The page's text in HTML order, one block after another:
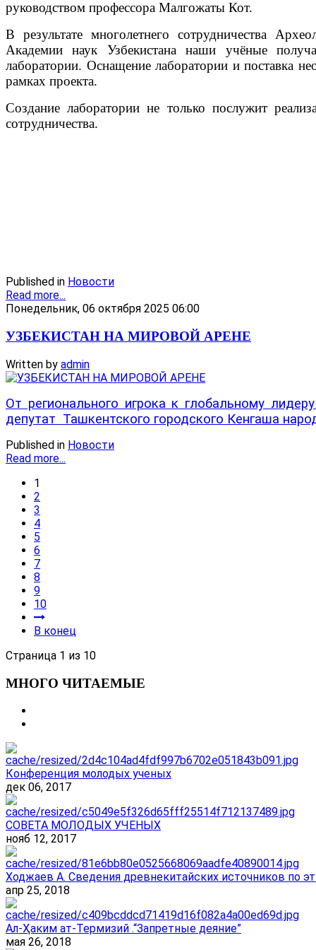
руководством профессора Малгожаты Кот.
В результате многолетнего сотрудничества
Академии наук Узбекистана наши учёные
лаборатории. Оснащение лаборатории и поставка
рамках проекта.
Создание лаборатории не только послужит
сотрудничества.
Published in Новости
Read more...
Понедельник, 06 октября 2025 06:00
УЗБЕКИСТАН НА МИРОВОЙ АРЕНЕ
Written by admin
От регионального игрока к глобальному
депутат Ташкентского городского Кенгаша
Published in Новости
Read more...
1
2
3
4
5
6
7
8
9
10
В конец
Страница 1 из 10
МНОГО ЧИТАЕМЫЕ
Конференция молодых ученых
дек 06, 2017
СОВЕТА МОЛОДЫХ УЧЕНЫХ
нояб 12, 2017
Ходжаев А. Сведения древнекитайских источников по
апр 25, 2018
Ал-Ҳаким ат-Термизий .“Запретные деяние”
мая 26, 2018